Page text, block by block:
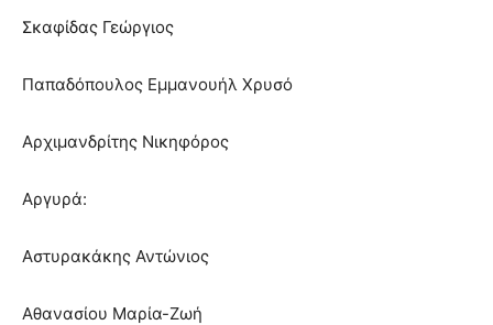
Σκαφίδας Γεώργιος
Παπαδόπουλος Εμμανουήλ Χρυσό
Αρχιμανδρίτης Νικηφόρος
Αργυρά:
Αστυρακάκης Αντώνιος
Αθανασίου Μαρία-Ζωή